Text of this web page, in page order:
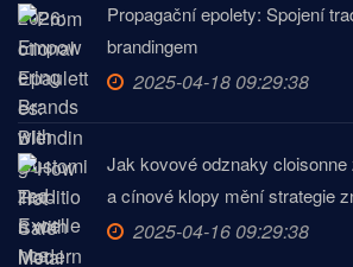
Propagační epolety: Spojení
brandingem
2025-04-18 09:29:38
Jak kovové odznaky
a cínové klopy mění strategie
2025-04-16 09:29:38